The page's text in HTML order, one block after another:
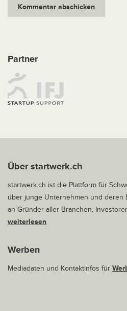
Partner
Über startwerk.ch
startwerk.ch ist die Plattform für
über junge Unternehmen und deren
an Gründer aller Branchen,
weiterlesen
Werben
Mediadaten und Kontaktinfos für